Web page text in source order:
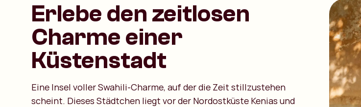
Erlebe den zeitlosen
Charme einer
Küstenstadt
Eine Insel voller Swahili-Charme, auf der die Zeit stillzustehen
scheint. Dieses Städtchen liegt vor der Nordostküste Kenias und